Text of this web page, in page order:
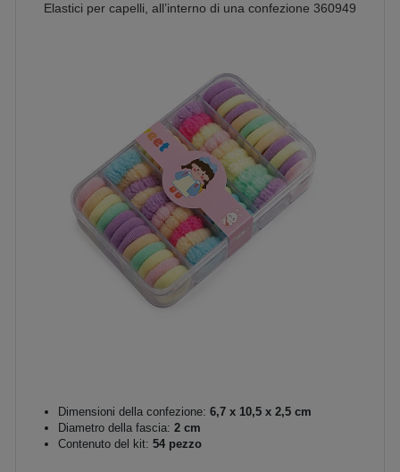
Elastici per capelli, all’interno di una confezione 360949
Dimensioni della confezione: 6,7 x 10,5 x 2,5 cm
Diametro della fascia: 2 cm
Contenuto del kit: 54 pezzo